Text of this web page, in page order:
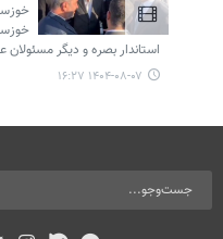
استاندار بصره و دیگر مسئولان
۱۴۰۴-۰۸-۰۷ ۱۶:۲۷